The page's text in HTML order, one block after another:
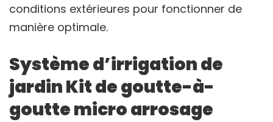
conditions extérieures pour fonctionner de
manière optimale.
Système d’irrigation de
jardin Kit de goutte-à-
goutte micro arrosage